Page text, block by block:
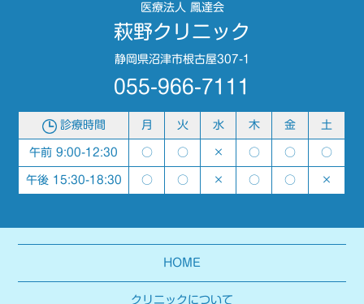
医療法人 鳳達会
萩野クリニック
静岡県沼津市根古屋307-1
055-966-7111
診療時間 月 火 水 木 金 土
午前 9:00-12:30 ○ ○ × ○ ○ ○
午後 15:30-18:30 ○ ○ × ○ ○ ×
HOME
クリニックについて